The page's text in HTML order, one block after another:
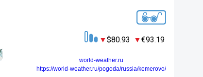
80.93 93.19
world-weather.ru
https://world-weather.ru/pogoda/russia/kemerovo/